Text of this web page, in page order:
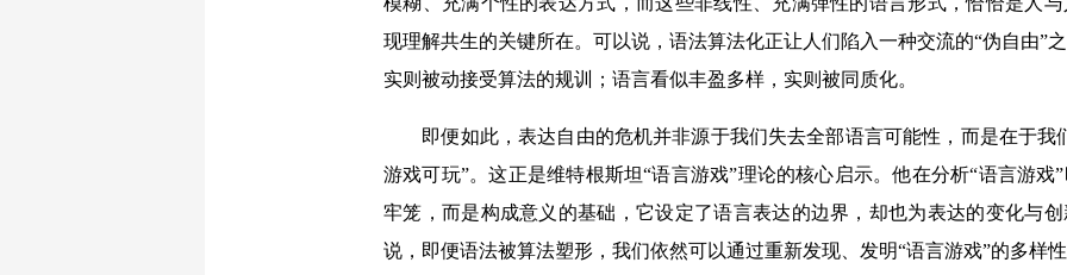
现理解共生的关键所在。可以说，语法算法化正让人们陷入一种交流的“伪自由”
实则被动接受算法的规训；语言看似丰盈多样，实则被同质化。
即便如此，表达自由的危机并非源于我们失去全部语言可能性，而是在于我
游戏可玩”。这正是维特根斯坦“语言游戏”理论的核心启示。他在分析“语言游戏
牢笼，而是构成意义的基础，它设定了语言表达的边界，却也为表达的变化与
说，即便语法被算法塑形，我们依然可以通过重新发现、发明“语言游戏”的多样